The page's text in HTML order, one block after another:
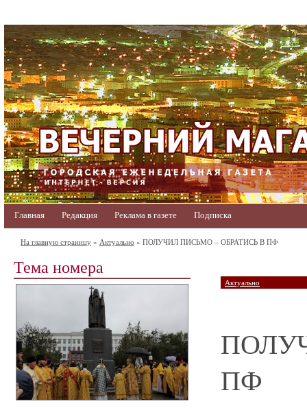
Главная Редакция Реклама в газете Подписка
На главную страницу » Актуально » ПОЛУЧИЛ ПИСЬМО – ОБРАТИСЬ В ПФ
Тема номера
Актуально
ПФ